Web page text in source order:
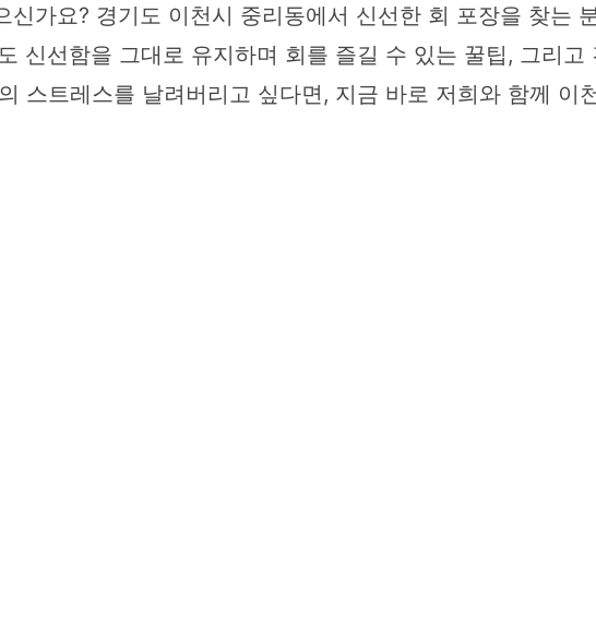
가요? 경기도 이천시 중리동에서 신선한 회 포장을 찾는
신선함을 그대로 유지하며 회를 즐길 수 있는 꿀팁, 그리
스트레스를 날려버리고 싶다면, 지금 바로 저희와 함께 이